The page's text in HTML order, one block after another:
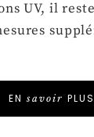
UV, il
EN savoir PLUS